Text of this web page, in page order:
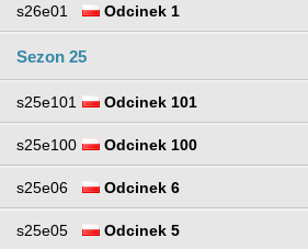
s26e01 Odcinek 1
Sezon 25
s25e101 Odcinek 101
s25e100 Odcinek 100
s25e06 Odcinek 6
s25e05 Odcinek 5